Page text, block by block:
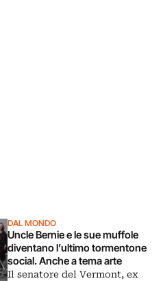
DAL MONDO
Uncle Bernie e le sue muffole
diventano l’ultimo tormentone
social. Anche a tema arte
Il senatore del Vermont, ex